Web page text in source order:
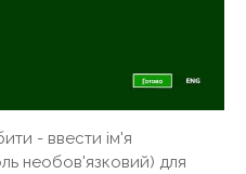
- ввести ім'я
необов'язковий) для